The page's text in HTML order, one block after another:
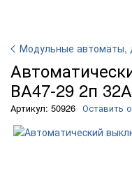
Модульные
ВА47-29 2п
Артикул: 50926 Оставить